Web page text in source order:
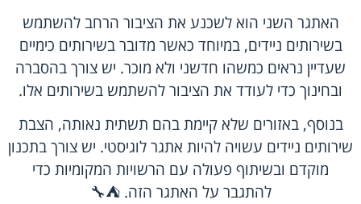
האתגר השני הוא לשכנע את הציבור הרחב להשתמש
בשירותים ניידים, במיוחד כאשר מדובר בשירותים כימיים
שעדיין נראים כמשהו חדשני ולא מוכר. יש צורך בהסברה
ובחינוך כדי לעודד את הציבור להשתמש בשירותים אלו.
בנוסף, באזורים שלא קיימת בהם תשתית נאותה, הצבת
שירותים ניידים עשויה להיות אתגר לוגיסטי. יש צורך בתכנון
מוקדם ובשיתוף פעולה עם הרשויות המקומיות כדי
להתגבר על האתגר הזה. ⛺️🔧